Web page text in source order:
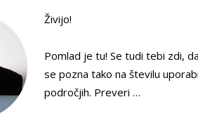
Živijo!
Pomlad je tu! Se tudi tebi zdi,
se pozna tako na številu
področjih. Preveri …